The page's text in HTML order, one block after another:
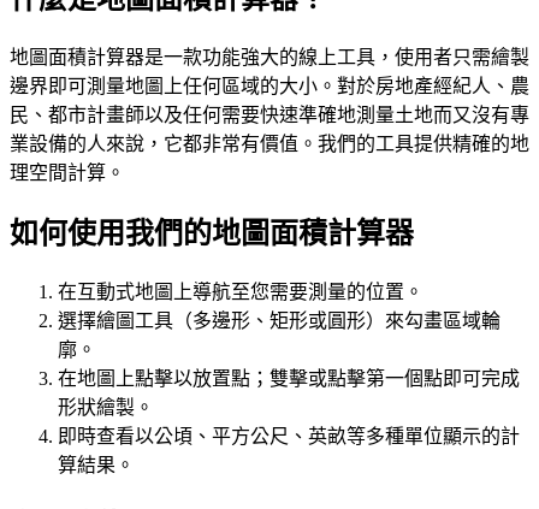
地圖面積計算器是一款功能強大的線上工具，使用者只需繪製
邊界即可測量地圖上任何區域的大小。對於房地產經紀人、農
民、都市計畫師以及任何需要快速準確地測量土地而又沒有專
業設備的人來說，它都非常有價值。我們的工具提供精確的地
理空間計算。
如何使用我們的地圖面積計算器
在互動式地圖上導航至您需要測量的位置。
選擇繪圖工具（多邊形、矩形或圓形）來勾畫區域輪
廓。
在地圖上點擊以放置點；雙擊或點擊第一個點即可完成
形狀繪製。
即時查看以公頃、平方公尺、英畝等多種單位顯示的計
算結果。